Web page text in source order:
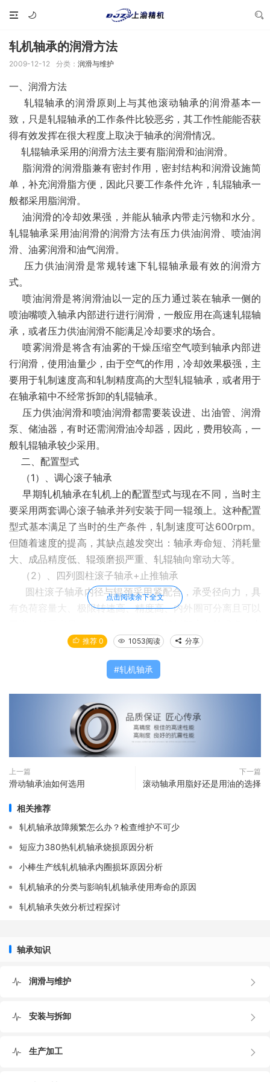
轧机轴承的润滑方法
2009-12-12 分类： 润滑与维护
一、润滑方法
轧辊轴承的润滑原则上与其他滚动轴承的润滑基本一
致，只是轧辊轴承的工作条件比较恶劣，其工作性能能否获
得有效发挥在很大程度上取决于轴承的润滑情况。
轧辊轴承采用的润滑方法主要有脂润滑和油润滑。
脂润滑的润滑脂兼有密封作用，密封结构和润滑设施简
单，补充润滑脂方便，因此只要工作条件允许，轧辊轴承一
般都采用脂润滑。
油润滑的冷却效果强，并能从轴承内带走污物和水分。
轧辊轴承采用油润滑的润滑方法有压力供油润滑、喷油润
滑、油雾润滑和油气润滑。
压力供油润滑是常规转速下轧辊轴承最有效的润滑方
式。
喷油润滑是将润滑油以一定的压力通过装在轴承一侧的
喷油嘴喷入轴承内部进行进行润滑，一般应用在高速轧辊轴
承，或者压力供油润滑不能满足冷却要求的场合。
喷雾润滑是将含有油雾的干燥压缩空气喷到轴承内部进
行润滑，使用油量少，由于空气的作用，冷却效果极强，主
要用于轧制速度高和轧制精度高的大型轧辊轴承，或者用于
在轴承箱中不经常拆卸的轧辊轴承。
压力供油润滑和喷油润滑都需要装设进、出油管、润滑
泵、储油器，有时还需润滑油冷却器，因此，费用较高，一
般轧辊轴承较少采用。
二、配置型式
（1）、调心滚子轴承
早期轧机轴承在轧机上的配置型式与现在不同，当时主
要采用两套调心滚子轴承并列安装于同一辊颈上。这种配置
型式基本满足了当时的生产条件，轧制速度可达600rpm。
但随着速度的提高，其缺点越发突出：轴承寿命短、消耗量
大、成品精度低、辊颈磨损严重、轧辊轴向窜动大等。
（2）、四列圆柱滚子轴承+止推轴承
圆柱滚子轴承内径与辊颈采用紧配合，承受径向力，具
有负荷容量大、极限转速高、精度高、内外圈可分离且可以
推轴承承受轴向力，具体结构型式可根据轧机的特点去选
重载低速时，配以推力滚子轴承，以较小的轴向游隙来
极限转速高，而且工作时轴向游隙可严格控制。使轧辊得到
紧密的轴向引导，并可承受一般的轴向负荷力。
这种轴承配置型式不仅具有轴承寿命长，可靠度高，而
且具有轧制成品精度高、易控制等诸多优点，所以目前应用
最为广泛，多用于线材轧机、板材轧机、箔材轧机、双支撑
辊轧机冷轧机和热轧机等的支撑辊。
（3）、四列圆锥滚子轴承
圆锥滚子轴承既可承受径向力，又可承受轴向力，无需
与辊颈采用松配合，安装和拆卸非常方便，但有时会因松配
合而引起滑动蠕变，因此内径常加工有螺旋油槽。
这种配置型式目前应用仍然是比较广的，如四辊热轧机
和冷轧机的工作辊、开坯机、钢梁轧机等场合的轧辊。
点击阅读余下全文
推荐 0 1053阅读 分享
轧机轴承
上一篇
滑动轴承油如何选用
下一篇
滚动轴承用脂好还是用油的选择
相关推荐
轧机轴承故障频繁怎么办？检查维护不可少
短应力380热轧机轴承烧损原因分析
小棒生产线轧机轴承内圈损坏原因分析
轧机轴承的分类与影响轧机轴承使用寿命的原因
轧机轴承失效分析过程探讨
轴承知识
润滑与维护
安装与拆卸
生产加工